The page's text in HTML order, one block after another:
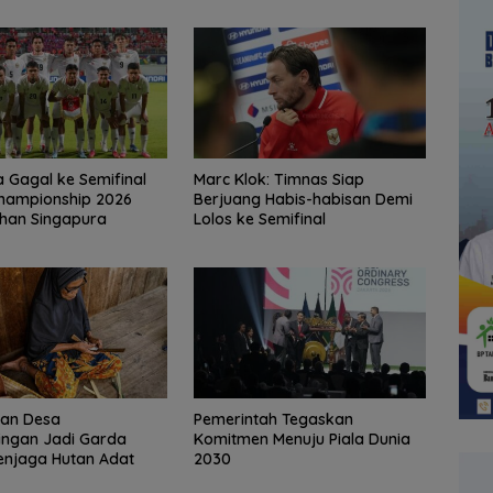
Gagal ke Semifinal
2026
Singapura
Marc Klok: Timnas Siap
Berjuang Habis-habisan Demi
Lolos ke Semifinal
Desa
Jadi Garda
Hutan Adat
Pemerintah Tegaskan
Komitmen Menuju Piala Dunia
2030